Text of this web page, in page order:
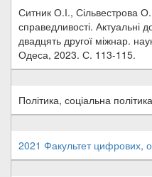
Ситник О.І., Сільвестрова
справедливості. Актуальні
двадцять другої міжнар.
Одеса, 2023. С. 113-115.
Політика, соціальна
2021 Факультет цифрових,